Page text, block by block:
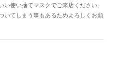
使い捨てマスクでご来店ください。
いてしまう事もあるためよろしくお願